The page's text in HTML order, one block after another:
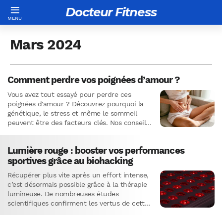
Docteur Fitness
Mars 2024
Comment perdre vos poignées d’amour ?
Vous avez tout essayé pour perdre ces
poignées d'amour ? Découvrez pourquoi la
génétique, le stress et même le sommeil
peuvent être des facteurs clés. Nos conseils
Lumière rouge : booster vos performances
sportives grâce au biohacking
Récupérer plus vite après un effort intense,
c’est désormais possible grâce à la thérapie
lumineuse. De nombreuses études
scientifiques confirment les vertus de cette